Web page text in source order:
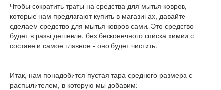
Чтобы сократить траты на средства для мытья ковров,
которые нам предлагают купить в магазинах, давайте
сделаем средство для мытья ковров сами. Это средство
будет в разы дешевле, без бесконечного списка химии с
составе и самое главное - оно будет чистить.
Итак, нам понадобится пустая тара среднего размера с
распылителем, в которую мы добавим: